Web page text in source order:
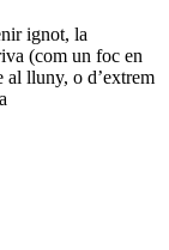
ignot, la
(com un foc en
al lluny, o d’extrem